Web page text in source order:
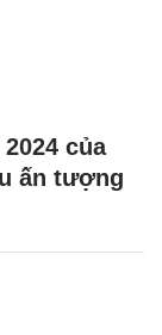
của
ấn tượng